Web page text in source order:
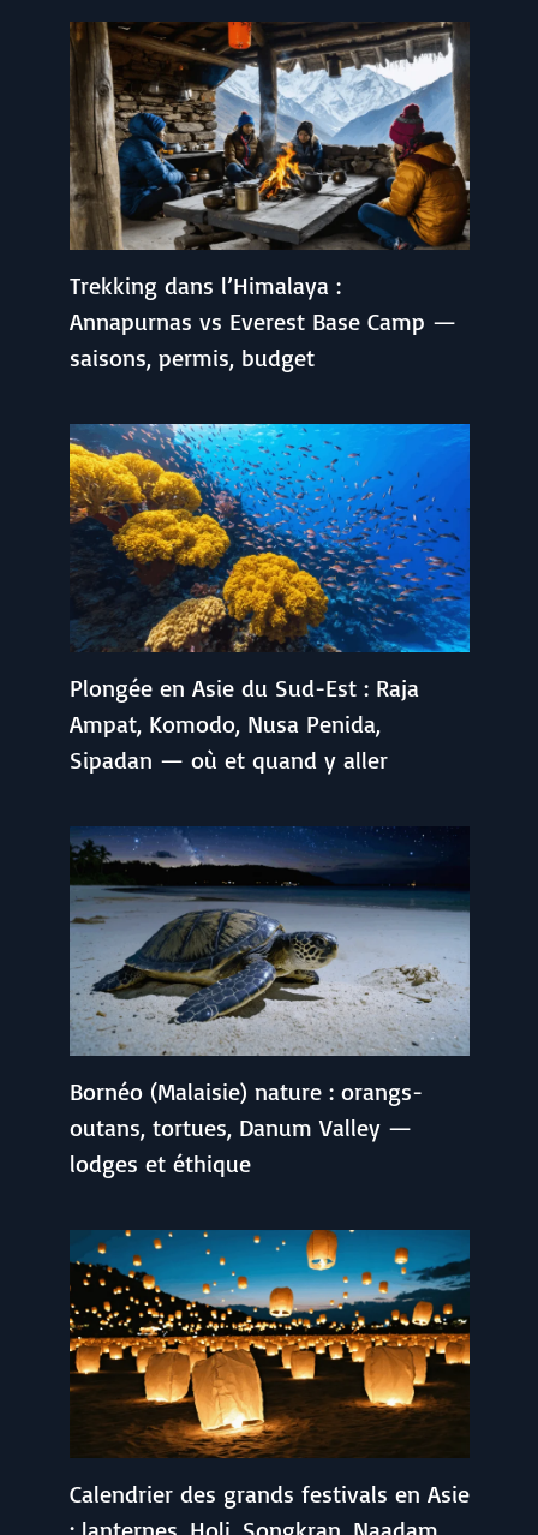
Trekking dans l’Himalaya :
Annapurnas vs Everest Base Camp —
saisons, permis, budget
Plongée en Asie du Sud-Est : Raja
Ampat, Komodo, Nusa Penida,
Sipadan — où et quand y aller
Bornéo (Malaisie) nature : orangs-
outans, tortues, Danum Valley —
lodges et éthique
Calendrier des grands festivals en Asie